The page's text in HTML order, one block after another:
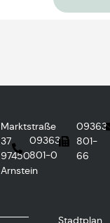
Marktstraße
37
97450
Arnstein
09363
801-0
09363
801-
66
Stadtplan